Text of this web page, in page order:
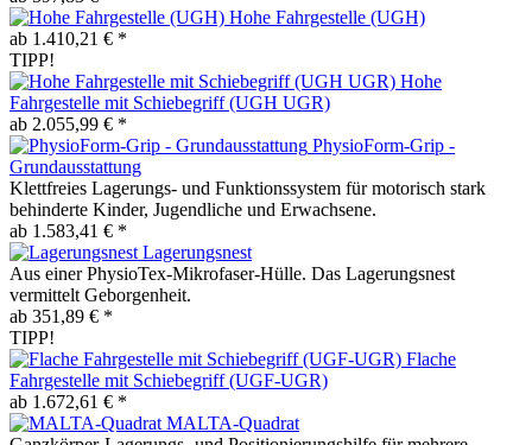
Hohe Fahrgestelle (UGH)
ab 1.410,21 € *
TIPP!
Hohe
Fahrgestelle mit Schiebegriff (UGH UGR)
ab 2.055,99 € *
PhysioForm-Grip -
Grundausstattung
Klettfreies Lagerungs- und Funktionssystem für motorisch stark
behinderte Kinder, Jugendliche und Erwachsene.
ab 1.583,41 € *
Lagerungsnest
Aus einer PhysioTex-Mikrofaser-Hülle. Das Lagerungsnest
vermittelt Geborgenheit.
ab 351,89 € *
TIPP!
Flache
Fahrgestelle mit Schiebegriff (UGF-UGR)
ab 1.672,61 € *
MALTA-Quadrat